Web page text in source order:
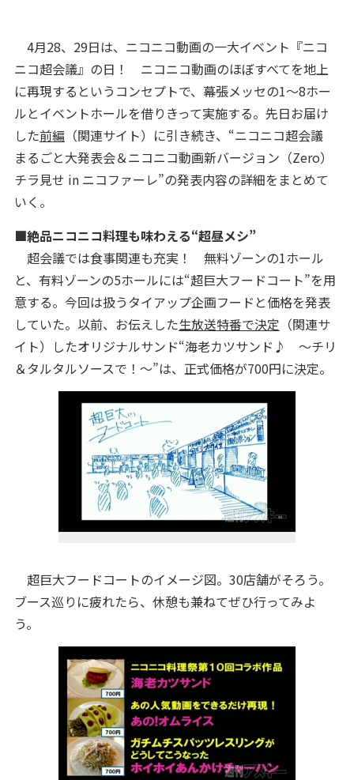
4月28、29日は、ニコニコ動画の一大イベント『ニコ
ニコ超会議』の日！ ニコニコ動画のほぼすべてを地上
に再現するというコンセプトで、幕張メッセの1～8ホー
ルとイベントホールを借りきって実施する。先日お届け
した前編 （関連サイト）に引き続き、“ニコニコ超会議
まるごと大発表会＆ニコニコ動画新バージョン（Zero）
チラ見せ in ニコファーレ”の発表内容の詳細をまとめて
いく。
■絶品ニコニコ料理も味わえる“超昼メシ”
超会議では食事関連も充実！ 無料ゾーンの1ホール
と、有料ゾーンの5ホールには“超巨大フードコート”を用
意する。今回は扱うタイアップ企画フードと価格を発表
していた。以前、お伝えした生放送特番で決定 （関連サ
イト）したオリジナルサンド“海老カツサンド♪ ～チリ
＆タルタルソースで！～”は、正式価格が700円に決定。
超巨大フードコートのイメージ図。30店舗がそろう。
ブース巡りに疲れたら、休憩も兼ねてぜひ行ってみよ
う。